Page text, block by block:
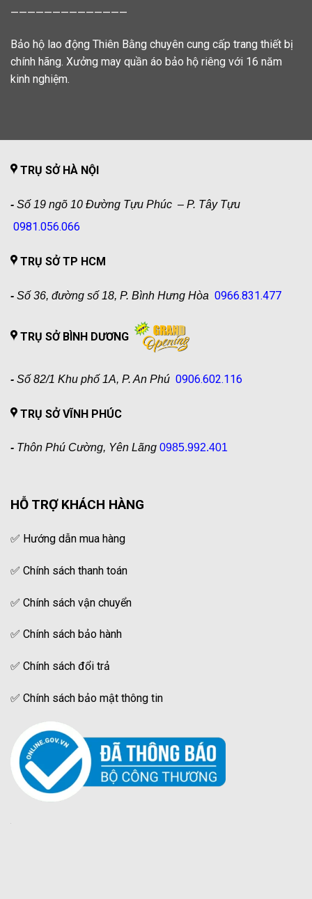
——————————————
Bảo hộ lao động Thiên Bằng chuyên cung cấp trang thiết bị
chính hãng. Xưởng may quần áo bảo hộ riêng với 16 năm
kinh nghiệm.
TRỤ SỞ HÀ NỘI
- Số 19 ngõ 10 Đường Tựu Phúc – P. Tây Tựu
0981.056.066
TRỤ SỞ TP HCM
- Số 36, đường số 18, P. Bình Hưng Hòa 0966.831.477
TRỤ SỞ BÌNH DƯƠNG
- Số 82/1 Khu phố 1A, P. An Phú 0906.602.116
TRỤ SỞ VĨNH PHÚC
- Thôn Phú Cường, Yên Lãng 0985.992.401
HỖ TRỢ KHÁCH HÀNG
✅ Hướng dẫn mua hàng
✅ Chính sách thanh toán
✅ Chính sách vận chuyển
✅ Chính sách bảo hành
✅ Chính sách đổi trả
✅ Chính sách bảo mật thông tin